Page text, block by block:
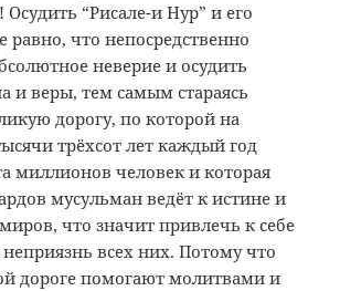
“Рисале-и Нур” и его
равно, что непосредственно
неверие и осудить
и веры, тем самым стараясь
дорогу, по которой на
трёхсот лет каждый год
миллионов человек и которая
мусульман ведёт к истине и
что значит привлечь к себе
всех них. Потому что
дороге помогают молитвами и